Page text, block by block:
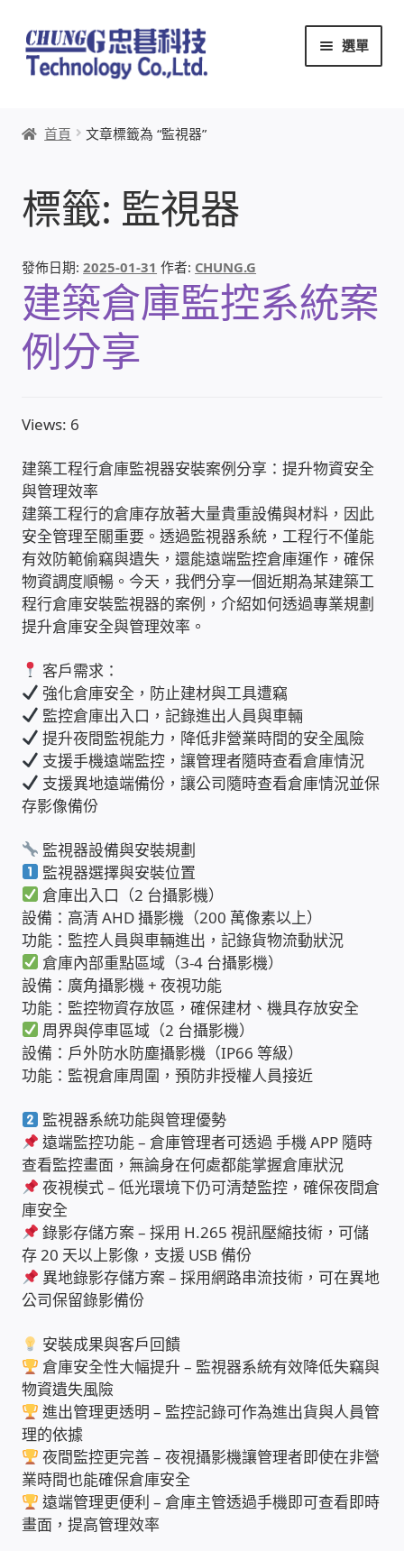
跳
至
導
列
跳
至
主
內
選單
本站文章導覽
創辦人:林慶忠
頭份獅子會
照片紀實影音
儀器設備
網路建置規劃維修-實績案例
插卡計費
監視器安裝維修-實績案例
自動控制PLC專案設計-實績案例
雲端儲值型電表
電子鎖安裝-實績案例
電腦資訊-實績案例
電話總機安裝維修-實績案例
聯絡我們
公益贊助、社會貢獻
聯盟合作包商
家庭水電修繕
窗簾 窗飾 丈量安裝
電腦維修銷售
電腦維護合約
電腦租賃方案
捷元電腦 NUC迷你電腦 伺服器
飛碟 不斷電 UPS / 穩壓器 AVR
首頁 文章標籤為 “監視器”
標籤: 監視器
發佈日期:2025-01-31 作者: CHUNG.G
建築倉庫監控系統案
例分享
Views: 6
建築工程行倉庫監視器安裝案例分享：提升物資安全
與管理效率
建築工程行的倉庫存放著大量貴重設備與材料，因此
安全管理至關重要。透過監視器系統，工程行不僅能
有效防範偷竊與遺失，還能遠端監控倉庫運作，確保
物資調度順暢。今天，我們分享一個近期為某建築工
程行倉庫安裝監視器的案例，介紹如何透過專業規劃
提升倉庫安全與管理效率。
客戶需求：
強化倉庫安全，防止建材與工具遭竊
監控倉庫出入口，記錄進出人員與車輛
提升夜間監視能力，降低非營業時間的安全風險
支援手機遠端監控，讓管理者隨時查看倉庫情況
支援異地遠端備份，讓公司隨時查看倉庫情況並保
存影像備份
監視器設備與安裝規劃
監視器選擇與安裝位置
倉庫出入口（2 台攝影機）
設備：高清 AHD 攝影機（200 萬像素以上）
功能：監控人員與車輛進出，記錄貨物流動狀況
倉庫內部重點區域（3-4 台攝影機）
設備：廣角攝影機 + 夜視功能
功能：監控物資存放區，確保建材、機具存放安全
周界與停車區域（2 台攝影機）
設備：戶外防水防塵攝影機（IP66 等級）
功能：監視倉庫周圍，預防非授權人員接近
監視器系統功能與管理優勢
遠端監控功能 – 倉庫管理者可透過 手機 APP 隨時
查看監控畫面，無論身在何處都能掌握倉庫狀況
夜視模式 – 低光環境下仍可清楚監控，確保夜間倉
庫安全
錄影存儲方案 – 採用 H.265 視訊壓縮技術，可儲
存 20 天以上影像，支援 USB 備份
異地錄影存儲方案 – 採用網路串流技術，可在異地
公司保留錄影備份
安裝成果與客戶回饋
倉庫安全性大幅提升 – 監視器系統有效降低失竊與
物資遺失風險
進出管理更透明 – 監控記錄可作為進出貨與人員管
理的依據
夜間監控更完善 – 夜視攝影機讓管理者即使在非營
業時間也能確保倉庫安全
遠端管理更便利 – 倉庫主管透過手機即可查看即時
畫面，提高管理效率